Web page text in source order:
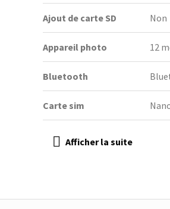
Ajout de carte SD Non
Appareil photo 12
Bluetooth
Carte sim